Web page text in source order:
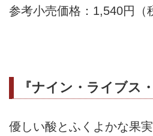
参考小売価格：1,540円（
『ナイン・ライブス
優しい酸とふくよかな果